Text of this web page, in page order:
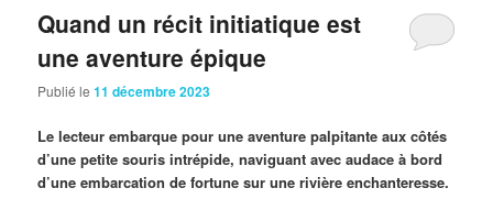
Quand un récit initiatique est
une aventure épique
Publié le11 décembre 2023
Le lecteur embarque pour une aventure palpitante aux côtés
d’une petite souris intrépide, naviguant avec audace à bord
d’une embarcation de fortune sur une rivière enchanteresse.